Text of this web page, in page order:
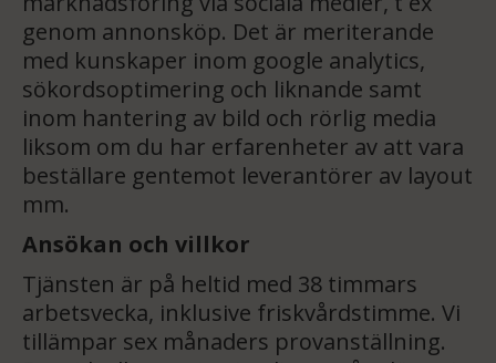
genom annonsköp. Det är meriterande
med kunskaper inom google analytics,
sökordsoptimering och liknande samt
inom hantering av bild och rörlig media
liksom om du har erfarenheter av att vara
beställare gentemot leverantörer av layout
mm.
Ansökan och villkor
Tjänsten är på heltid med 38 timmars
arbetsvecka, inklusive friskvårdstimme. Vi
tillämpar sex månaders provanställning.